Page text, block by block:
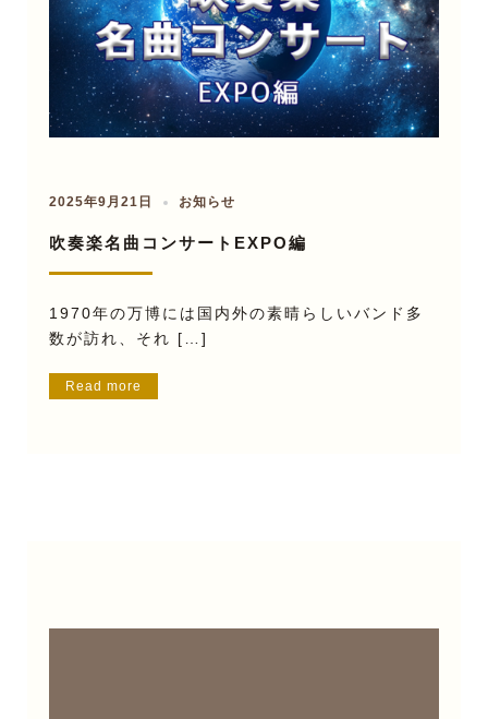
2025年9月21日 お知らせ
吹奏楽名曲コンサートEXPO編
1970年の万博には国内外の素晴らしいバンド多
数が訪れ、それ […]
Read more